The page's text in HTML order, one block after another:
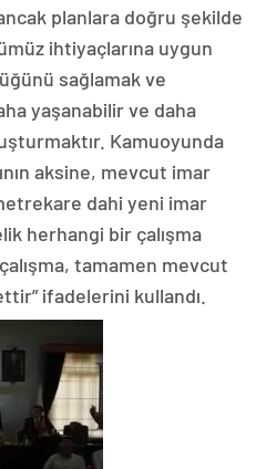
planlara doğru şekilde
ihtiyaçlarına uygun
sağlamak ve
yaşanabilir ve daha
Kamuoyunda
aksine, mevcut imar
metrekare dahi yeni imar
herhangi bir çalışma
tamamen mevcut
ifadelerini kullandı.